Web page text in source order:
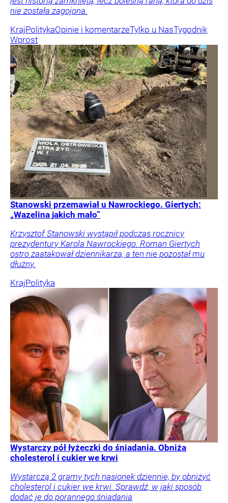
nie została zagojona.
KrajPolitykaOpinie i komentarzeTylko u NasTygodnik
Wprost
Stanowski przemawiał u Nawrockiego. Giertych:
„Wazelina jakich mało”
Krzysztof Stanowski wystąpił podczas rocznicy
prezydentury Karola Nawrockiego. Roman Giertych
ostro zaatakował dziennikarza, a ten nie pozostał mu
dłużny.
KrajPolityka
Wystarczy pół łyżeczki do śniadania. Obniża
cholesterol i cukier we krwi
Wystarczą 2 gramy tych nasionek dziennie, by obniżyć
cholesterol i cukier we krwi. Sprawdź, w jaki sposób
dodać je do porannego śniadania